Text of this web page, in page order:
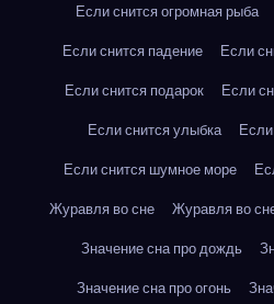
Если снится огромная рыба
Если снится падение
Если
Если снится подарок
Если
Если снится улыбка
Если снится шумное море
Журавля во сне
Журавля во
Значение сна про дождь
Значение сна про огонь